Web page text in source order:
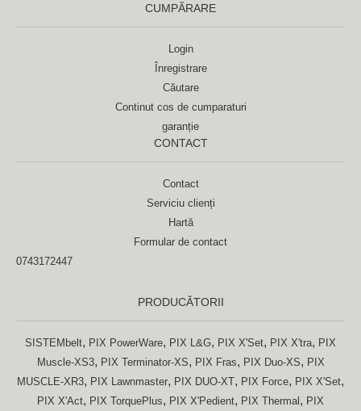
CUMPĂRARE
Login
Înregistrare
Căutare
Continut cos de cumparaturi
garanție
CONTACT
Contact
Serviciu clienți
Hartă
Formular de contact
0743172447
PRODUCĂTORII
SISTEMbelt, PIX PowerWare, PIX L&G, PIX X'Set, PIX X'tra, PIX
Muscle-XS3, PIX Terminator-XS, PIX Fras, PIX Duo-XS, PIX
MUSCLE-XR3, PIX Lawnmaster, PIX DUO-XT, PIX Force, PIX X'Set,
PIX X'Act, PIX TorquePlus, PIX X'Pedient, PIX Thermal, PIX